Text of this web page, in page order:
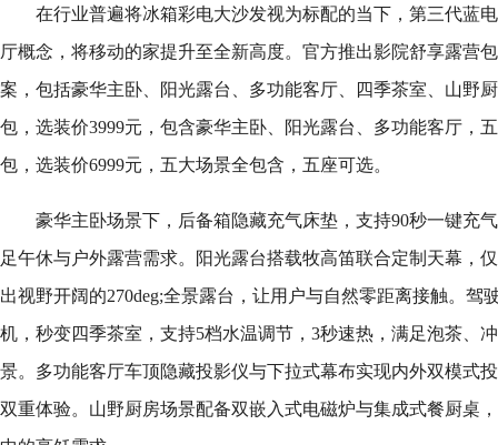
在行业普遍将冰箱彩电大沙发视为标配的当下，第三代蓝
厅概念，将移动的家提升至全新高度。官方推出影院舒享露营
案，包括豪华主卧、阳光露台、多功能客厅、四季茶室、山野
包，选装价3999元，包含豪华主卧、阳光露台、多功能客厅，
包，选装价6999元，五大场景全包含，五座可选。
豪华主卧场景下，后备箱隐藏充气床垫，支持90秒一键充
足午休与户外露营需求。阳光露台搭载牧高笛联合定制天幕，
出视野开阔的270deg;全景露台，让用户与自然零距离接触。驾
机，秒变四季茶室，支持5档水温调节，3秒速热，满足泡茶、
景。多功能客厅车顶隐藏投影仪与下拉式幕布实现内外双模式
双重体验。山野厨房场景配备双嵌入式电磁炉与集成式餐厨桌